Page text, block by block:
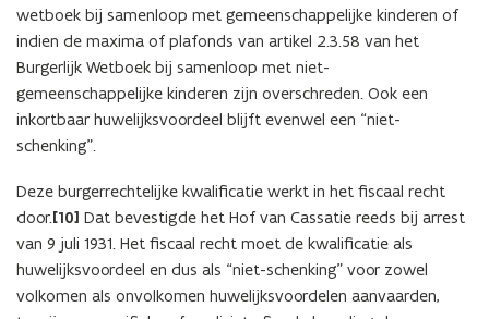
wetboek bij samenloop met gemeenschappelijke kinderen of
indien de maxima of plafonds van artikel 2.3.58 van het
Burgerlijk Wetboek bij samenloop met niet-
gemeenschappelijke kinderen zijn overschreden. Ook een
inkortbaar huwelijksvoordeel blijft evenwel een “niet-
schenking”.
Deze burgerrechtelijke kwalificatie werkt in het fiscaal recht
door.[10] Dat bevestigde het Hof van Cassatie reeds bij arrest
van 9 juli 1931. Het fiscaal recht moet de kwalificatie als
huwelijksvoordeel en dus als “niet-schenking” voor zowel
volkomen als onvolkomen huwelijksvoordelen aanvaarden,